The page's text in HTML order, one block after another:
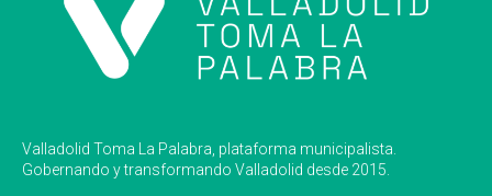
Valladolid Toma La Palabra, plataforma municipalista.
Gobernando y transformando Valladolid desde 2015.